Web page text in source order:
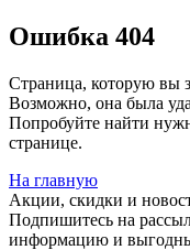
Ошибка 404
Страница, которую вы
Возможно, она была
Попробуйте найти
странице.
На главную
Акции, скидки и
Подпишитесь на
информацию и